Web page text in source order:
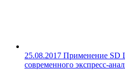
25.08.2017 Применение SD
современного экспресс-